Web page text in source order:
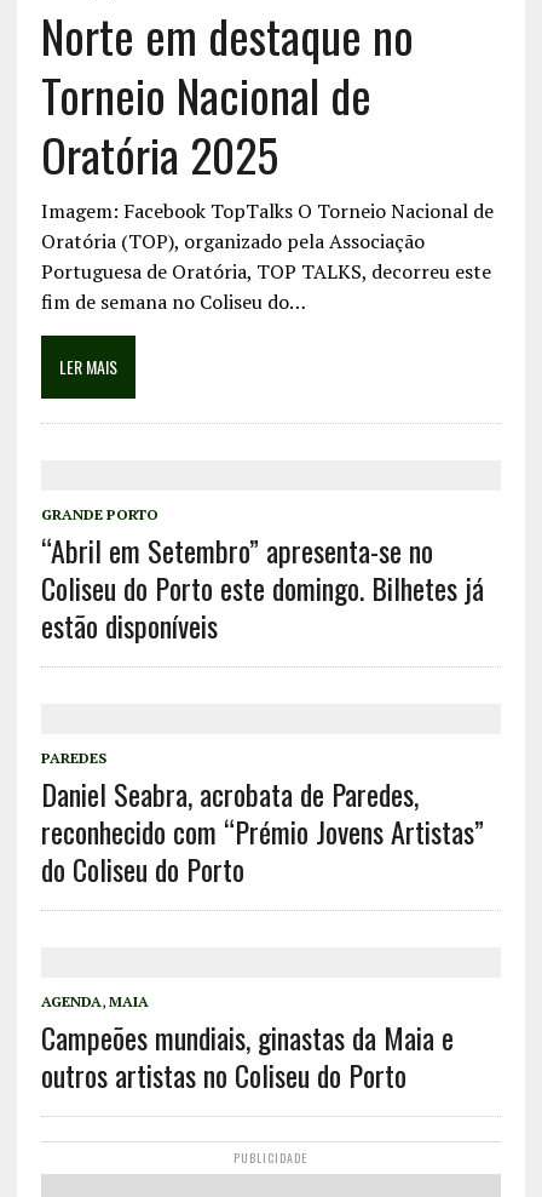
Norte em destaque no
Torneio Nacional de
Oratória 2025
Imagem: Facebook TopTalks O Torneio Nacional de
Oratória (TOP), organizado pela Associação
Portuguesa de Oratória, TOP TALKS, decorreu este
fim de semana no Coliseu do…
LER MAIS
GRANDE PORTO
“Abril em Setembro” apresenta-se no
Coliseu do Porto este domingo. Bilhetes já
estão disponíveis
PAREDES
Daniel Seabra, acrobata de Paredes,
reconhecido com “Prémio Jovens Artistas”
do Coliseu do Porto
AGENDA, MAIA
Campeões mundiais, ginastas da Maia e
outros artistas no Coliseu do Porto
PUBLICIDADE